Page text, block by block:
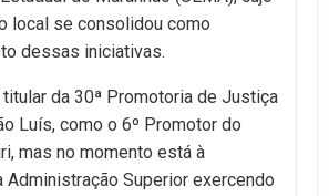
local se consolidou como
dessas iniciativas.
da 30ª Promotoria de Justiça
Luís, como o 6º Promotor do
mas no momento está à
Superior exercendo